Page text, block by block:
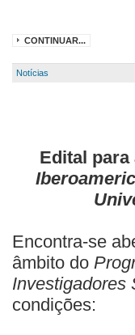
CONTINUAR...
Notícias
Edital
Encontra-se
âmbito do
Investigadores
condições: